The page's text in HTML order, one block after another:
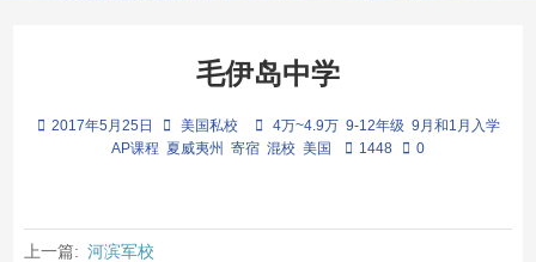
毛伊岛中学
2017年5月25日 美国私校 4万~4.9万 9-12年级 9月和1月入学
AP课程 夏威夷州 寄宿 混校 美国 1448 0
上一篇: 河滨军校